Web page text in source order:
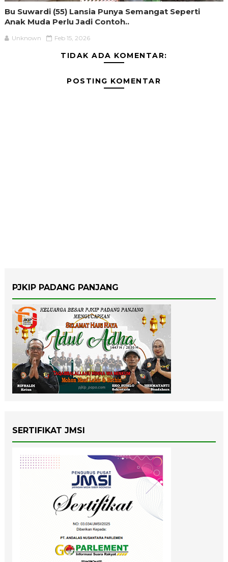
Bu Suwardi (55) Lansia Punya Semangat Seperti
Anak Muda Perlu Jadi Contoh..
Unknown Feb 15, 2026
TIDAK ADA KOMENTAR:
POSTING KOMENTAR
PJKIP PADANG PANJANG
SERTIFIKAT JMSI